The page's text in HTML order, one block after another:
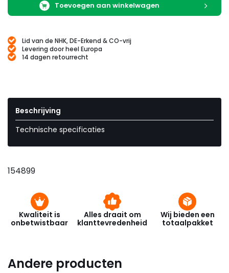
Toevoegen aan winkelwagen
Lid van de NHK, DE-Erkend & CO-vrij
Levering door heel Europa
14 dagen retourrecht
Beschrijving
Technische specificaties
154899
Kwaliteit is
onbetwistbaar
Alles draait om
klanttevredenheid
Wij bieden een
totaalpakket
Andere producten